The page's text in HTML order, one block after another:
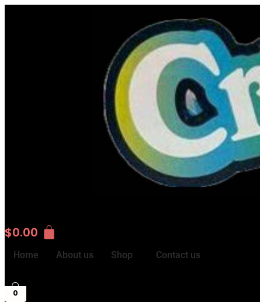
$0.00
Home About us Shop Contact us
0